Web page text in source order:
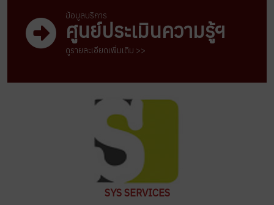
ข้อมูลบริการ
ศูนย์ประเมินความรู้ฯ
ดูรายละเอียดเพิ่มเติม >>
SYS SERVICES